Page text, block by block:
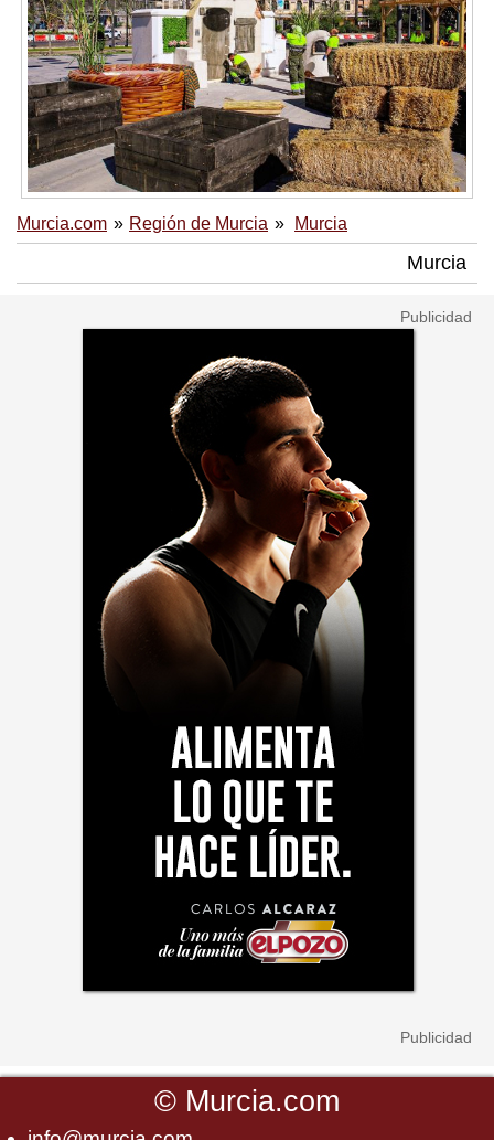
Murcia.com Región de Murcia Murcia
Murcia
© Murcia.com